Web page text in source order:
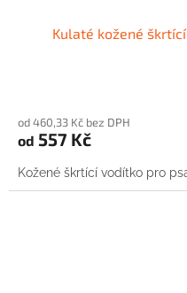
Kulaté kožené
od 460,33 Kč bez DPH
od 557 Kč
Kožené škrtící vodítko pro